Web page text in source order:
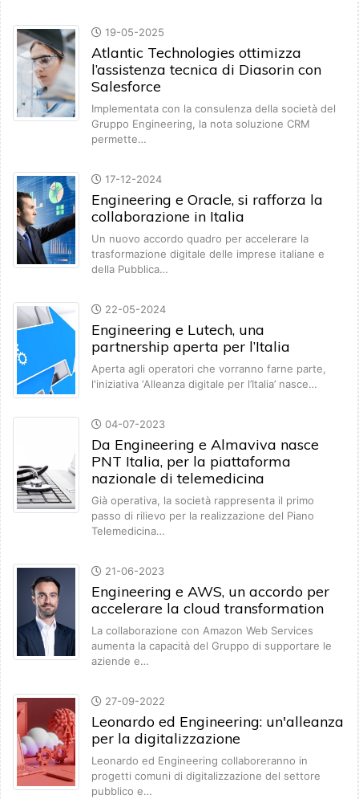
19-05-2025
Atlantic Technologies ottimizza
l’assistenza tecnica di Diasorin con
Salesforce
Implementata con la consulenza della società del
Gruppo Engineering, la nota soluzione CRM
permette…
17-12-2024
Engineering e Oracle, si rafforza la
collaborazione in Italia
Un nuovo accordo quadro per accelerare la
trasformazione digitale delle imprese italiane e
della Pubblica…
22-05-2024
Engineering e Lutech, una
partnership aperta per l’Italia
Aperta agli operatori che vorranno farne parte,
l'iniziativa ‘Alleanza digitale per l’Italia’ nasce…
04-07-2023
Da Engineering e Almaviva nasce
PNT Italia, per la piattaforma
nazionale di telemedicina
Già operativa, la società rappresenta il primo
passo di rilievo per la realizzazione del Piano
Telemedicina…
21-06-2023
Engineering e AWS, un accordo per
accelerare la cloud transformation
La collaborazione con Amazon Web Services
aumenta la capacità del Gruppo di supportare le
aziende e…
27-09-2022
Leonardo ed Engineering: un'alleanza
per la digitalizzazione
Leonardo ed Engineering collaboreranno in
progetti comuni di digitalizzazione del settore
pubblico e…